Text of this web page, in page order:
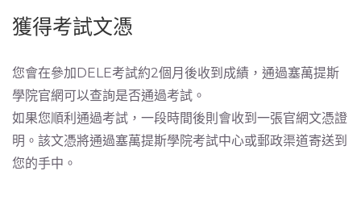
獲得考試文憑
您會在參加DELE考試約2個月後收到成績，通過塞萬提斯
學院官網可以查詢是否通過考試。
如果您順利通過考試，一段時間後則會收到一張官網文憑證
明。該文憑將通過塞萬提斯學院考試中心或郵政渠道寄送到
您的手中。